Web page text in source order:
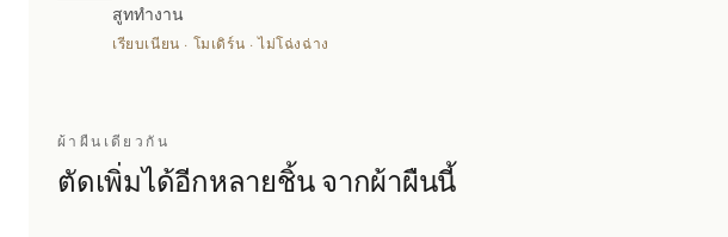
สูททำงาน
เรียบเนียน · โมเดิร์น · ไม่โฉ่งฉ่าง
ผ้าผืนเดียวกัน
ตัดเพิ่มได้อีกหลายชิ้น จากผ้าผืนนี้